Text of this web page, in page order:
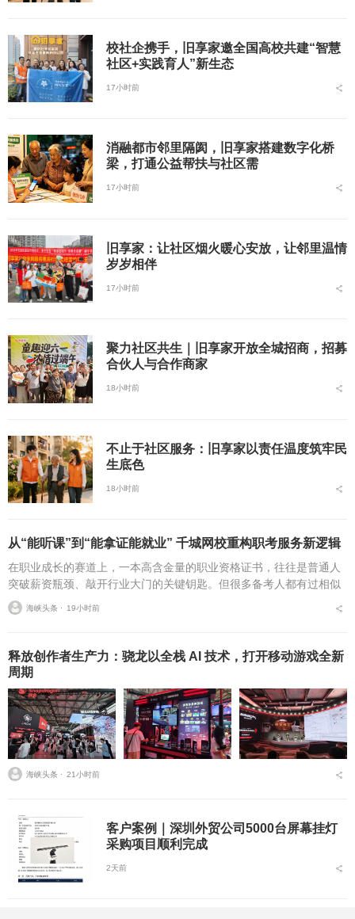
校社企携手，旧享家邀全国高校共建“智慧
社区+实践育人”新生态
17小时前
消融都市邻里隔阂，旧享家搭建数字化桥
梁，打通公益帮扶与社区需
17小时前
旧享家：让社区烟火暖心安放，让邻里温情
岁岁相伴
17小时前
聚力社区共生｜旧享家开放全城招商，招募
合伙人与合作商家
18小时前
不止于社区服务：旧享家以责任温度筑牢民
生底色
18小时前
从“能听课”到“能拿证能就业” 千城网校重构职考服务新逻辑
在职业成长的赛道上，一本高含金量的职业资格证书，往往是普通人
突破薪资瓶颈、敲开行业大门的关键钥匙。但很多备考人都有过相似
的糟心经历：报了热门网校的课，学完才发现内容和最新考纲完全脱
节；对着录播课啃了三...
海峡头条 ⋅ 19小时前
释放创作者生产力：骁龙以全栈 AI 技术，打开移动游戏全新
周期
海峡头条 ⋅ 21小时前
客户案例｜深圳外贸公司5000台屏幕挂灯
采购项目顺利完成
2天前